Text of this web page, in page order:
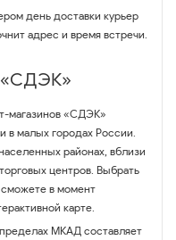
день доставки курьер
адрес и время встречи.
«СДЭК»
магазинов «СДЭК»
в малых городах России.
районах, вблизи
центров. Выбрать
в момент
карте.
МКАД составляет